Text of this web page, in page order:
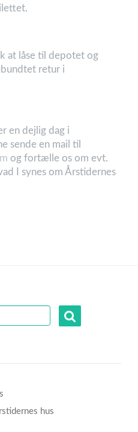
at låse til depotet og
retur i
en dejlig dag i
sende en mail til
og fortælle os om evt.
I synes om Årstidernes
hus